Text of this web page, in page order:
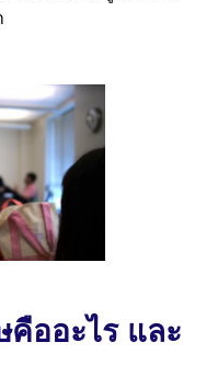
ออะไร และ